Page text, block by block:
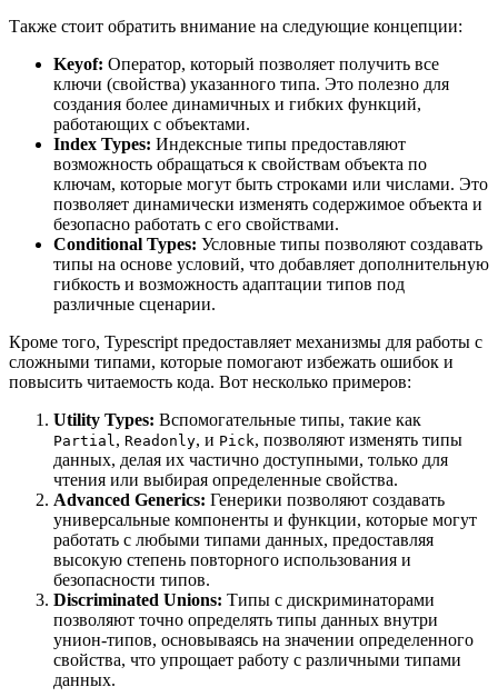
Также стоит обратить внимание на следующие концепции:
Keyof: Оператор, который позволяет получить все
ключи (свойства) указанного типа. Это полезно для
создания более динамичных и гибких функций,
работающих с объектами.
Index Types: Индексные типы предоставляют
возможность обращаться к свойствам объекта по
ключам, которые могут быть строками или числами. Это
позволяет динамически изменять содержимое объекта и
безопасно работать с его свойствами.
Conditional Types: Условные типы позволяют создавать
типы на основе условий, что добавляет дополнительную
гибкость и возможность адаптации типов под
различные сценарии.
Кроме того, Typescript предоставляет механизмы для работы с
сложными типами, которые помогают избежать ошибок и
повысить читаемость кода. Вот несколько примеров:
Utility Types: Вспомогательные типы, такие как
Partial, Readonly, и Pick, позволяют изменять типы
данных, делая их частично доступными, только для
чтения или выбирая определенные свойства.
Advanced Generics: Генерики позволяют создавать
универсальные компоненты и функции, которые могут
работать с любыми типами данных, предоставляя
высокую степень повторного использования и
безопасности типов.
Discriminated Unions: Типы с дискриминаторами
позволяют точно определять типы данных внутри
унион-типов, основываясь на значении определенного
свойства, что упрощает работу с различными типами
данных.